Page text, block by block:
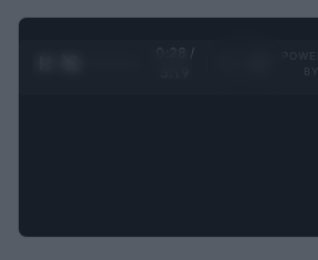
0:29 /